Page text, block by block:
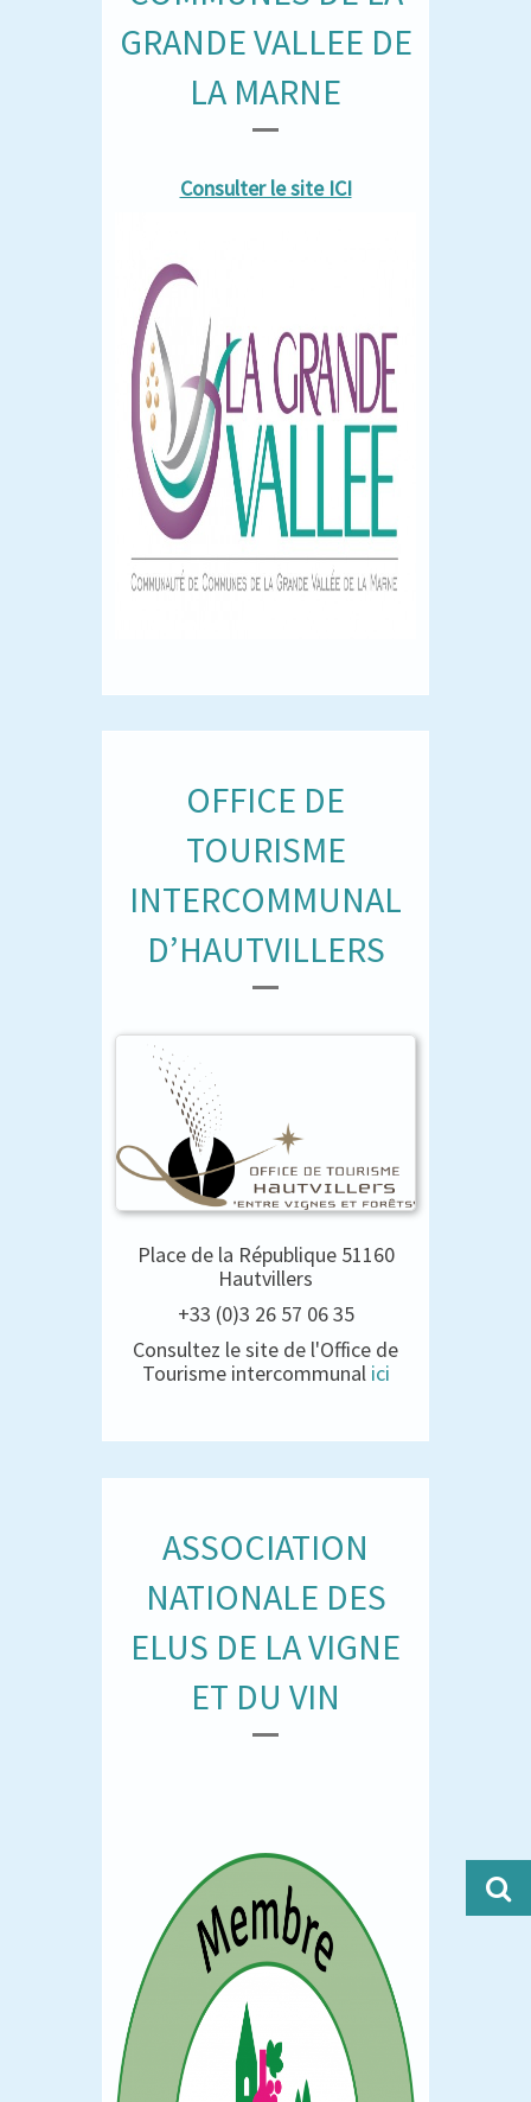
GRANDE VALLEE DE
LA MARNE
Consulter le site ICI
OFFICE DE
TOURISME
INTERCOMMUNAL
D’HAUTVILLERS
Place de la République 51160
Hautvillers
+33 (0)3 26 57 06 35
Consultez le site de l'Office de
Tourisme intercommunal ici
ASSOCIATION
NATIONALE DES
ELUS DE LA VIGNE
ET DU VIN